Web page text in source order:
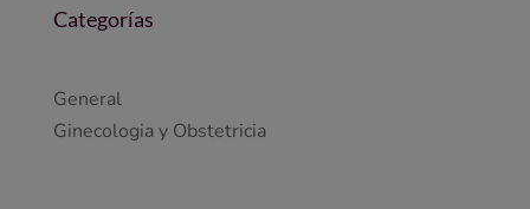
Categorías
General
Ginecologia y Obstetricia